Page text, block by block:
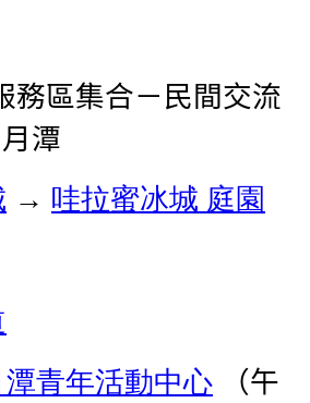
務區集合－民間交流
潭
→ 哇拉蜜冰城 庭園
青年活動中心
（午